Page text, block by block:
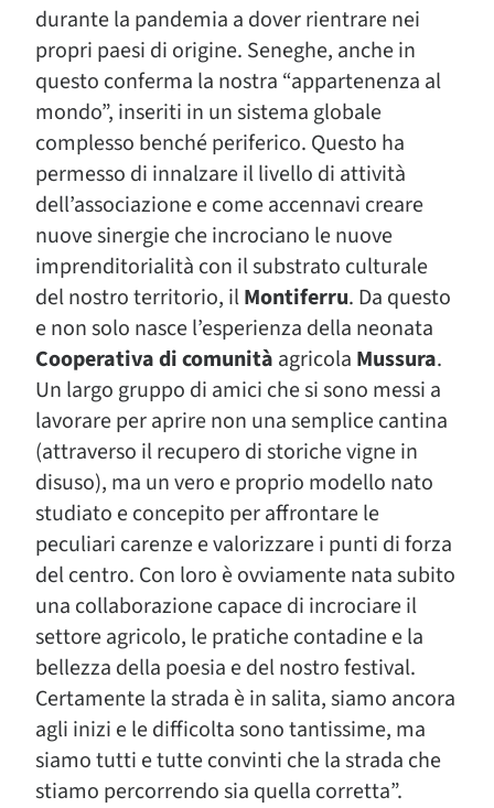
durante la pandemia a dover rientrare nei
propri paesi di origine. Seneghe, anche in
questo conferma la nostra “appartenenza al
mondo”, inseriti in un sistema globale
complesso benché periferico. Questo ha
permesso di innalzare il livello di attività
dell’associazione e come accennavi creare
nuove sinergie che incrociano le nuove
imprenditorialità con il substrato culturale
del nostro territorio, ilMontiferru. Da questo
e non solo nasce l’esperienza della neonata
Cooperativa di comunità agricola Mussura.
Un largo gruppo di amici che si sono messi a
lavorare per aprire non una semplice cantina
(attraverso il recupero di storiche vigne in
disuso), ma un vero e proprio modello nato
studiato e concepito per affrontare le
peculiari carenze e valorizzare i punti di forza
del centro. Con loro è ovviamente nata subito
una collaborazione capace di incrociare il
settore agricolo, le pratiche contadine e la
bellezza della poesia e del nostro festival.
Certamente la strada è in salita, siamo ancora
agli inizi e le difficolta sono tantissime, ma
siamo tutti e tutte convinti che la strada che
stiamo percorrendo sia quella corretta”.